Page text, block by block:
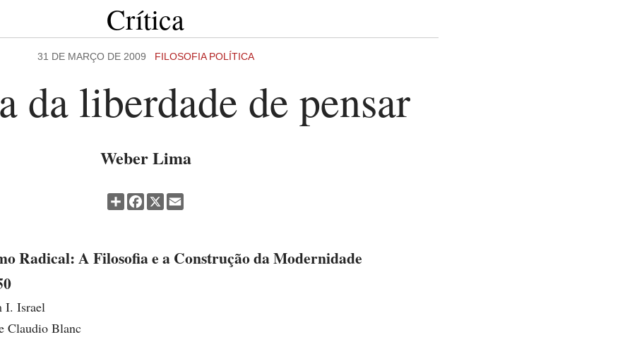
Crítica
31 DE MARÇO DE 2009 FILOSOFIA POLÍTICA
da liberdade de pensar
Weber Lima
Partilhar
Facebook
X
Radical: A Filosofia e a Construção da Modernidade
I. Israel
Claudio Blanc